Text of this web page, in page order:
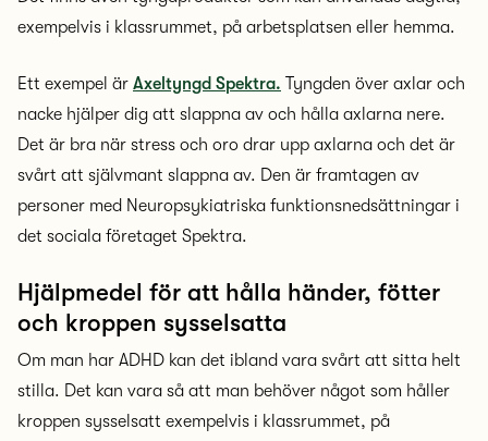
exempelvis i klassrummet, på arbetsplatsen eller hemma.
Ett exempel är Axeltyngd Spektra. Tyngden över axlar och
nacke hjälper dig att slappna av och hålla axlarna nere.
Det är bra när stress och oro drar upp axlarna och det är
svårt att självmant slappna av. Den är framtagen av
personer med Neuropsykiatriska funktionsnedsättningar i
det sociala företaget Spektra.
Hjälpmedel för att hålla händer, fötter
och kroppen sysselsatta
Om man har ADHD kan det ibland vara svårt att sitta helt
stilla. Det kan vara så att man behöver något som håller
kroppen sysselsatt exempelvis i klassrummet, på